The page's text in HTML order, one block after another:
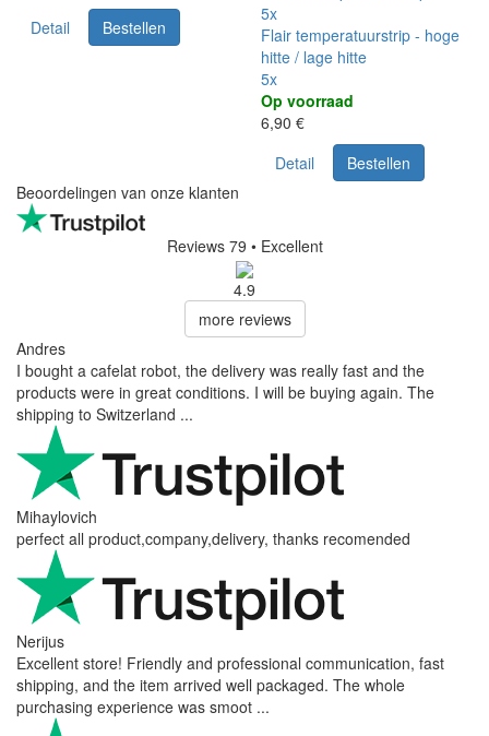
Detail
Bestellen
5x
Flair temperatuurstrip - hoge
hitte / lage hitte
5x
Op voorraad
6,90 €
Detail
Bestellen
Beoordelingen van onze klanten
Reviews 79 • Excellent
4.9
more reviews
Andres
I bought a cafelat robot, the delivery was really fast and the
products were in great conditions. I will be buying again. The
shipping to Switzerland ...
Mihaylovich
perfect all product,company,delivery, thanks recomended
Nerijus
Excellent store! Friendly and professional communication, fast
shipping, and the item arrived well packaged. The whole
purchasing experience was smoot ...